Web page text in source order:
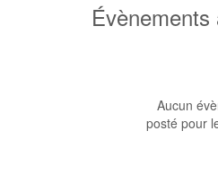
Évènements
Aucun
posté pour